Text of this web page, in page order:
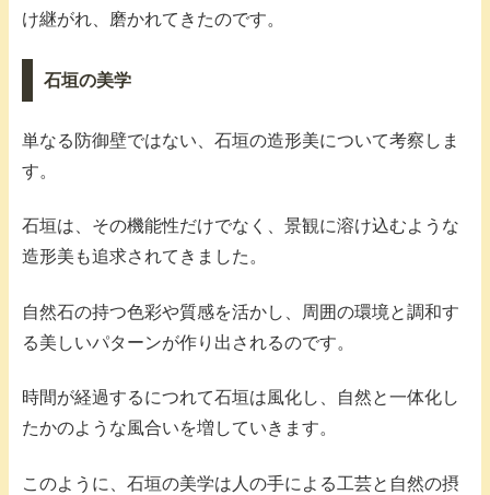
け継がれ、磨かれてきたのです。
石垣の美学
単なる防御壁ではない、石垣の造形美について考察しま
す。
石垣は、その機能性だけでなく、景観に溶け込むような
造形美も追求されてきました。
自然石の持つ色彩や質感を活かし、周囲の環境と調和す
る美しいパターンが作り出されるのです。
時間が経過するにつれて石垣は風化し、自然と一体化し
たかのような風合いを増していきます。
このように、石垣の美学は人の手による工芸と自然の摂